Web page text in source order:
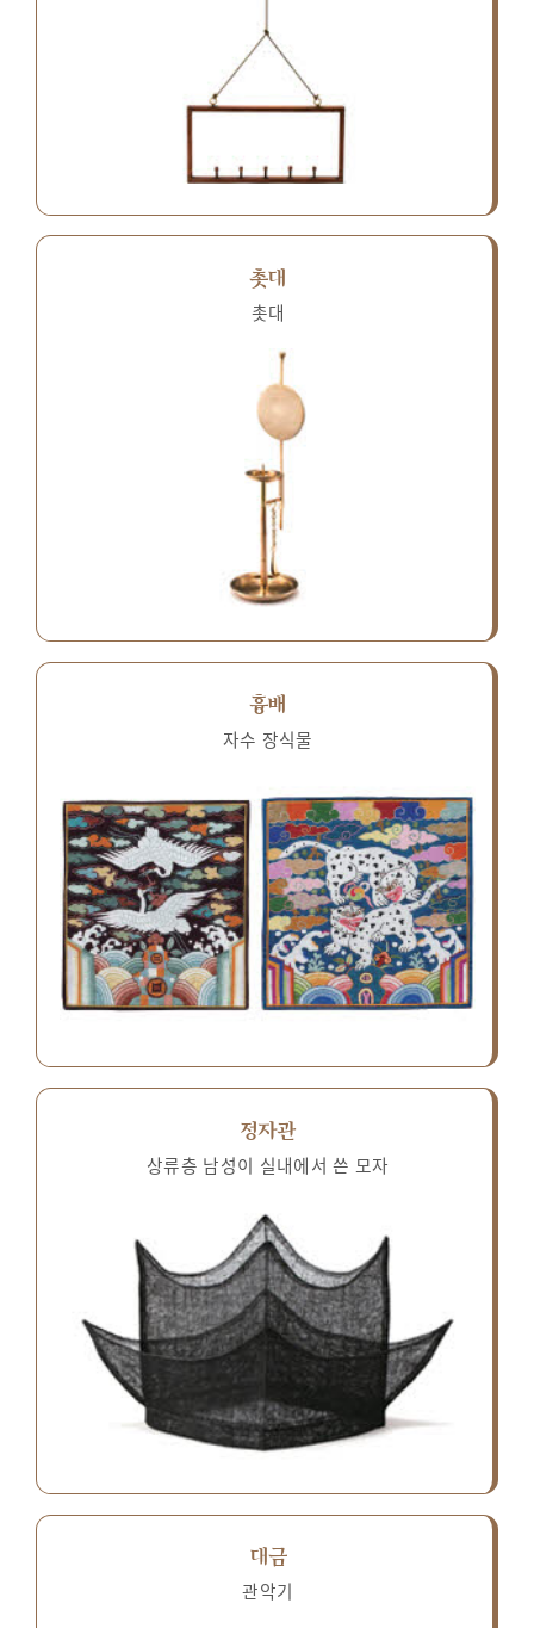
촛대
촛대
흉배
자수 장식물
정자관
상류층 남성이 실내에서 쓴 모자
대금
관악기